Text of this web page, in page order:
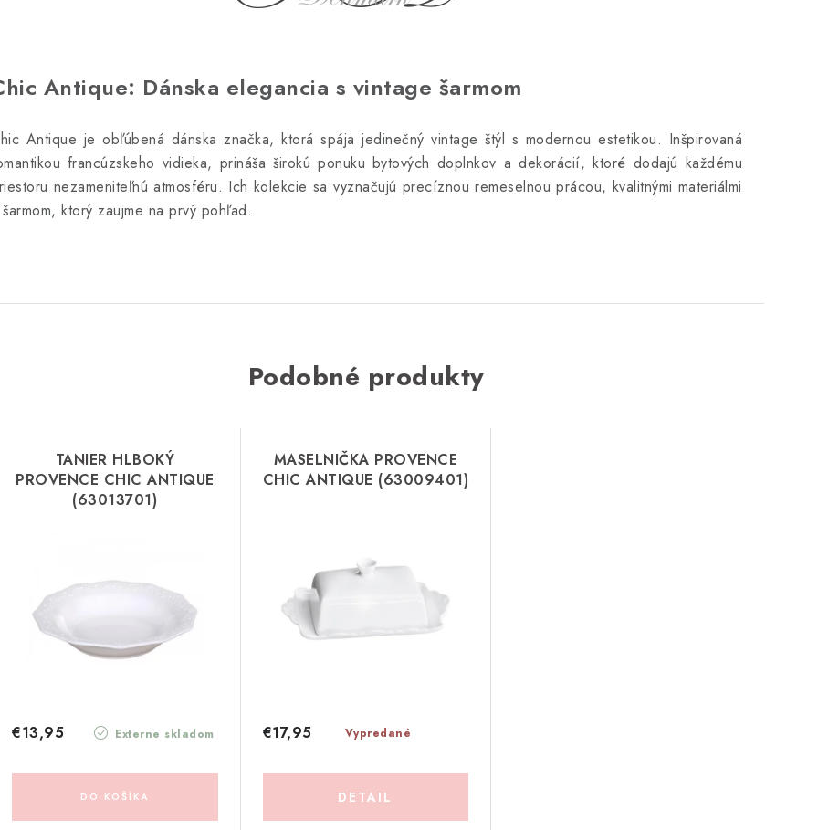
Antique: Dánska elegancia s vintage šarmom
Antique je obľúbená dánska značka, ktorá spája jedinečný vintage štýl s modernou estetikou. Inšpirovaná
francúzskeho vidieka, prináša širokú ponuku bytových doplnkov a dekorácií, ktoré dodajú každému
nezameniteľnú atmosféru. Ich kolekcie sa vyznačujú precíznou remeselnou prácou, kvalitnými materiálmi
ktorý zaujme na prvý pohľad.
Podobné produkty
TANIER HLBOKÝ
PROVENCE CHIC ANTIQUE
(63013701)
Externe skladom
€13,95
DO KOŠÍKA
MASELNIČKA PROVENCE
CHIC ANTIQUE (63009401)
Vypredané
€17,95
DETAIL